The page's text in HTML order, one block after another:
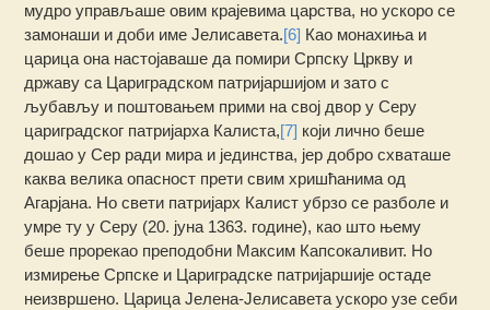
мудро управљаше овим крајевима царства, но ускоро се
замонаши и доби име Јелисавета.[6] Као монахиња и
царица она настојаваше да помири Српску Цркву и
државу са Цариградском патријаршијом и зато с
љубављу и поштовањем прими на свој двор у Серу
цариградског патријарха Калиста,[7] који лично беше
дошао у Сер ради мира и јединства, јер добро схваташе
каква велика опасност прети свим хришћанима од
Агарјана. Но свети патријарх Калист убрзо се разболе и
умре ту у Серу (20. јуна 1363. године), као што њему
беше прорекао преподобни Максим Капсокаливит. Но
измирење Српске и Цариградске патријаршије остаде
неизвршено. Царица Јелена-Јелисавета ускоро узе себи